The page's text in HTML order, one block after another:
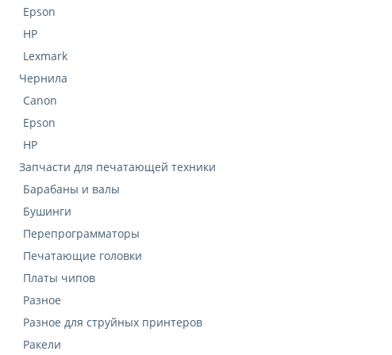
Epson
HP
Lexmark
Чернила
Canon
Epson
HP
Запчасти для печатающей техники
Барабаны и валы
Бушинги
Перепрограмматоры
Печатающие головки
Платы чипов
Разное
Разное для струйных принтеров
Ракели